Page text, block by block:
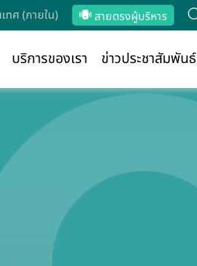
ทศ (ภายใน) สายตรงผู้บริหาร
บริการของเรา ข่าวประชาสัมพันธ์